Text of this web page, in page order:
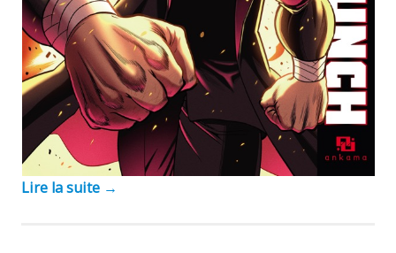
Lire la suite →